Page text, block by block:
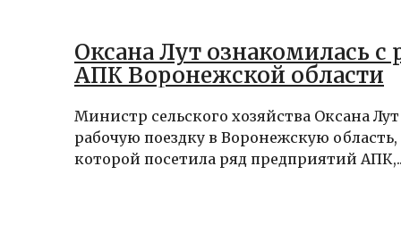
Оксана Лут ознакомилась с
АПК Воронежской области
Министр сельского хозяйства Оксана
рабочую поездку в Воронежскую область,
которой посетила ряд предприятий